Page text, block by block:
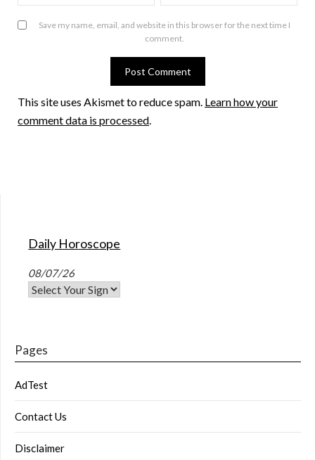
Save my name, email, and website in this browser for the next time I
comment.
This site uses Akismet to reduce spam. Learn how your
comment data is processed.
Daily Horoscope
08/07/26
Pages
AdTest
Contact Us
Disclaimer